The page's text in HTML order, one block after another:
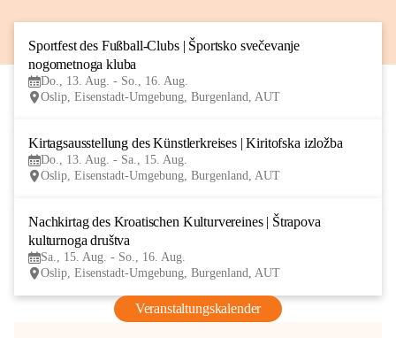
Sportfest des Fußball-Clubs | Športsko svečevanje
nogometnoga kluba
Do., 13. Aug. - So., 16. Aug.
Oslip, Eisenstadt-Umgebung, Burgenland, AUT
Kirtagsausstellung des Künstlerkreises | Kiritofska izložba
Do., 13. Aug. - Sa., 15. Aug.
Oslip, Eisenstadt-Umgebung, Burgenland, AUT
Nachkirtag des Kroatischen Kulturvereines | Štrapova
kulturnoga društva
Sa., 15. Aug. - So., 16. Aug.
Oslip, Eisenstadt-Umgebung, Burgenland, AUT
Veranstaltungskalender